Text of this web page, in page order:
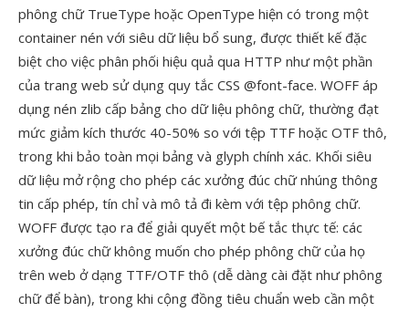
phông chữ TrueType hoặc OpenType hiện có trong một
container nén với siêu dữ liệu bổ sung, được thiết kế đặc
biệt cho việc phân phối hiệu quả qua HTTP như một phần
của trang web sử dụng quy tắc CSS @font-face. WOFF áp
dụng nén zlib cấp bảng cho dữ liệu phông chữ, thường đạt
mức giảm kích thước 40-50% so với tệp TTF hoặc OTF thô,
trong khi bảo toàn mọi bảng và glyph chính xác. Khối siêu
dữ liệu mở rộng cho phép các xưởng đúc chữ nhúng thông
tin cấp phép, tín chỉ và mô tả đi kèm với tệp phông chữ.
WOFF được tạo ra để giải quyết một bế tắc thực tế: các
xưởng đúc chữ không muốn cho phép phông chữ của họ
trên web ở dạng TTF/OTF thô (dễ dàng cài đặt như phông
chữ để bàn), trong khi cộng đồng tiêu chuẩn web cần một